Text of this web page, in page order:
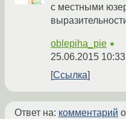
с местными
oblepiha_pie ★
25.06.2015
Ссылка
Ответ на: комментарий